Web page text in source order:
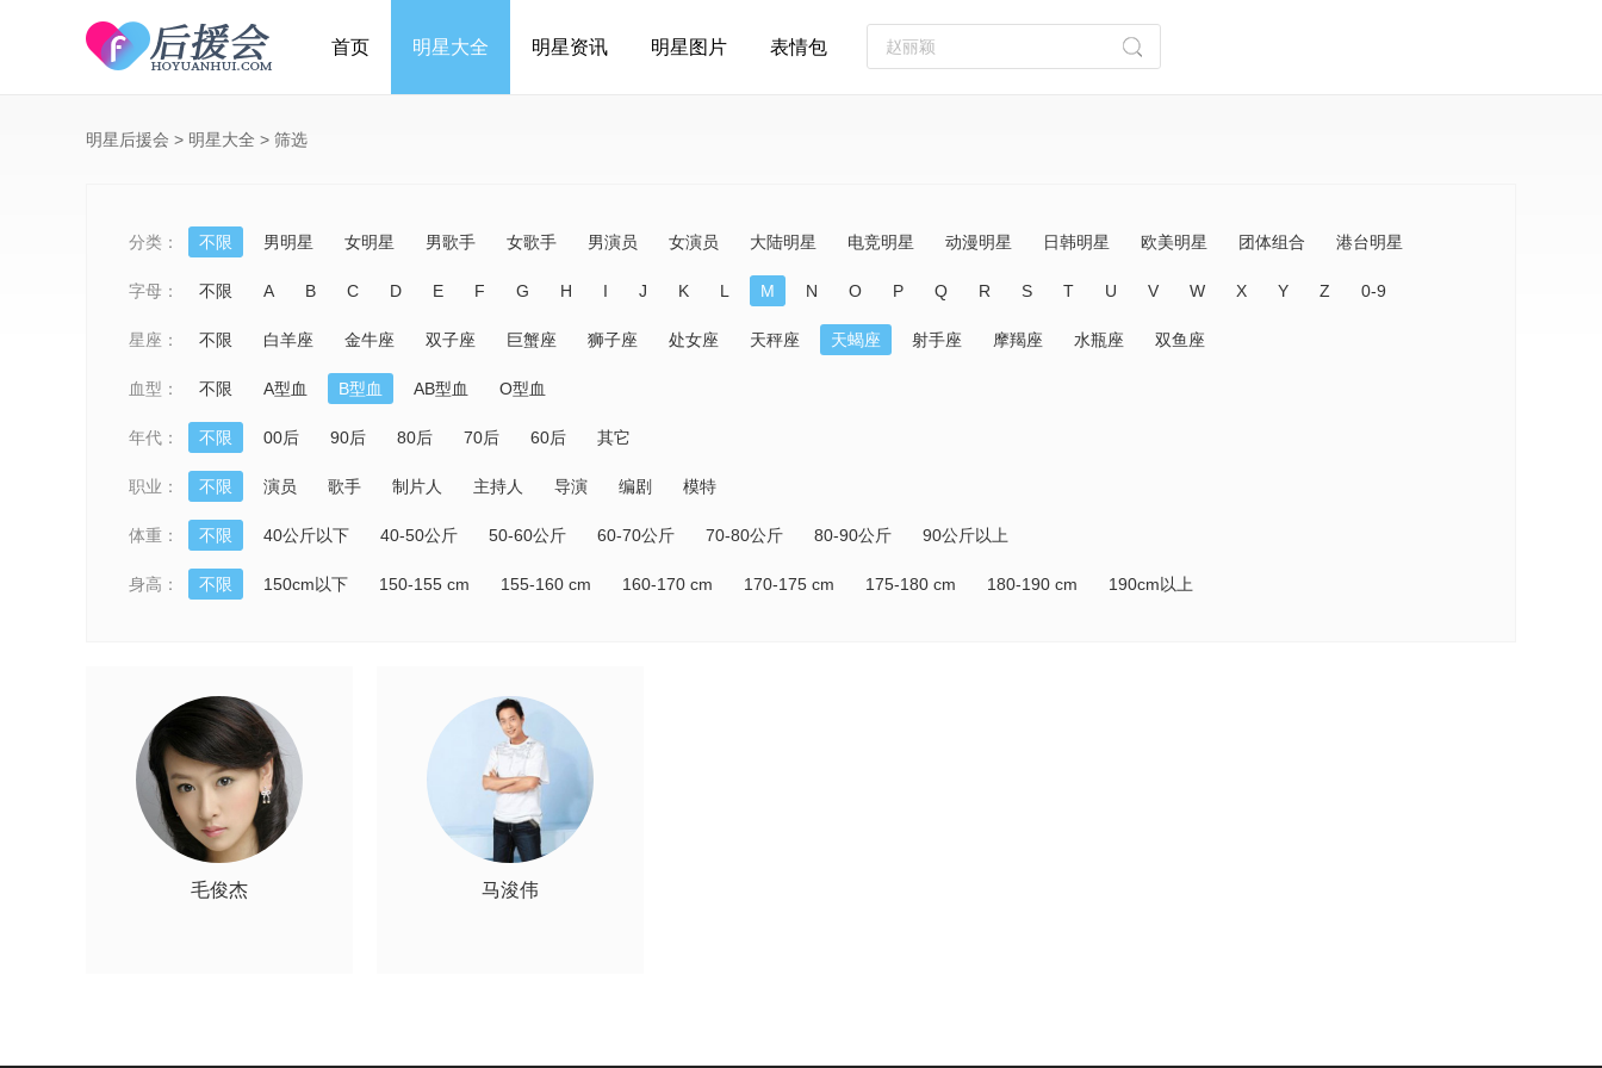
首页 明星大全 明星资讯 明星图片 表情包
明星后援会 > 明星大全 > 筛选
分类： 不限 男明星 女明星 男歌手 女歌手 男演员 女演员 大陆明星 电竞明星 动漫明星 日韩明星 欧美明星 团体组合 港台明星
字母： 不限 A B C D E F G H I J K L M N O P Q R S T U V W X Y Z 0-9
星座： 不限 白羊座 金牛座 双子座 巨蟹座 狮子座 处女座 天秤座 天蝎座 射手座 摩羯座 水瓶座 双鱼座
血型： 不限 A型血 B型血 AB型血 O型血
年代： 不限 00后 90后 80后 70后 60后 其它
职业： 不限 演员 歌手 制片人 主持人 导演 编剧 模特
体重： 不限 40公斤以下 40-50公斤 50-60公斤 60-70公斤 70-80公斤 80-90公斤 90公斤以上
身高： 不限 150cm以下 150-155 cm 155-160 cm 160-170 cm 170-175 cm 175-180 cm 180-190 cm 190cm以上
毛俊杰 马浚伟